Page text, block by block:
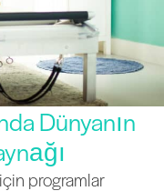
Dünyanın
programlar